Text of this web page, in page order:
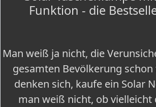
Funktion - die
Man weiß ja nicht, die
gesamten Bevölkerung schon
denken sich, kaufe ein Solar
man weiß nicht, ob vielleicht